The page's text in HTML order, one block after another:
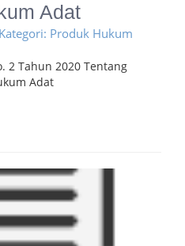
Adat
Kategori: Produk Hukum
2 Tahun 2020 Tentang
Adat